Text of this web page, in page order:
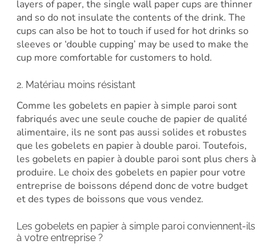
layers of paper, the single wall paper cups are thinner
and so do not insulate the contents of the drink. The
cups can also be hot to touch if used for hot drinks so
sleeves or ‘double cupping’ may be used to make the
cup more comfortable for customers to hold.
2. Matériau moins résistant
Comme les gobelets en papier à simple paroi sont
fabriqués avec une seule couche de papier de qualité
alimentaire, ils ne sont pas aussi solides et robustes
que les gobelets en papier à double paroi. Toutefois,
les gobelets en papier à double paroi sont plus chers à
produire. Le choix des gobelets en papier pour votre
entreprise de boissons dépend donc de votre budget
et des types de boissons que vous vendez.
Les gobelets en papier à simple paroi conviennent-ils
à votre entreprise ?